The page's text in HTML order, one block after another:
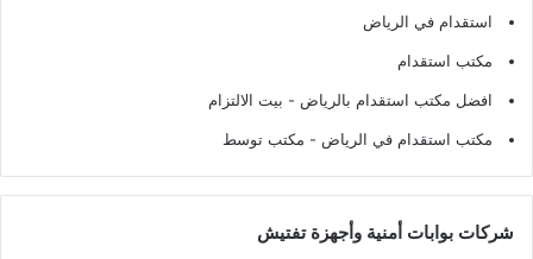
استقدام في الرياض
مكتب استقدام
افضل مكتب استقدام بالرياض - بيت الالتزام
مكتب استقدام في الرياض - مكتب توسط
شركات بوابات أمنية وأجهزة تفتيش